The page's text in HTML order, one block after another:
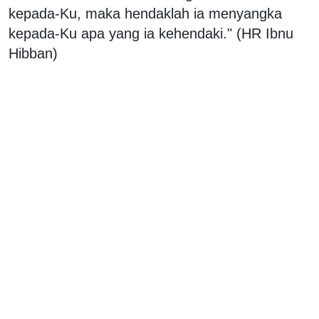
kepada-Ku, maka hendaklah ia menyangka
kepada-Ku apa yang ia kehendaki." (HR Ibnu
Hibban)